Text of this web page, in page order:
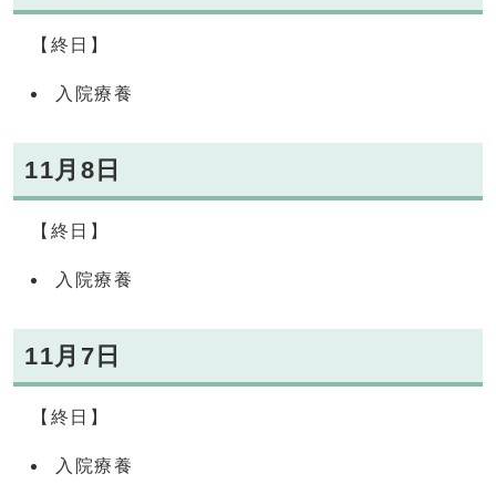
【終日】
入院療養
11月8日
【終日】
入院療養
11月7日
【終日】
入院療養